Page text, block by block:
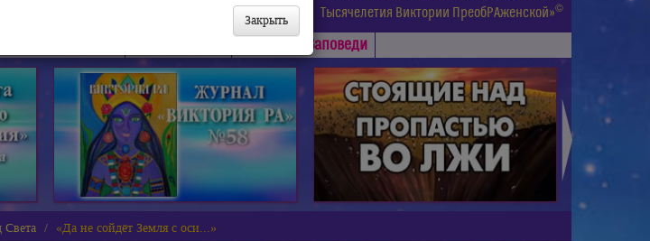
Статьи, Книги, Видео, Аудио и др.
Тысячелетия Виктории ПреобРАженской»©
Заповеди ►
Света «Да не сойдёт Земля с оси...»
Закрыть